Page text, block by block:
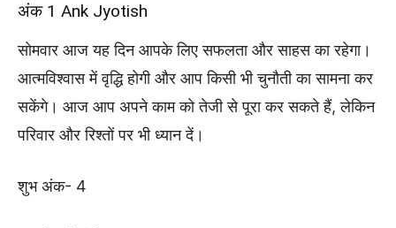
अंक 1 Ank Jyotish
सोमवार आज यह दिन आपके लिए सफलता और साहस का रहेगा।
आत्मविश्वास में वृद्धि होगी और आप किसी भी चुनौती का सामना कर
सकेंगे। आज आप अपने काम को तेजी से पूरा कर सकते हैं, लेकिन
परिवार और रिश्तों पर भी ध्यान दें।
शुभ अंक- 4